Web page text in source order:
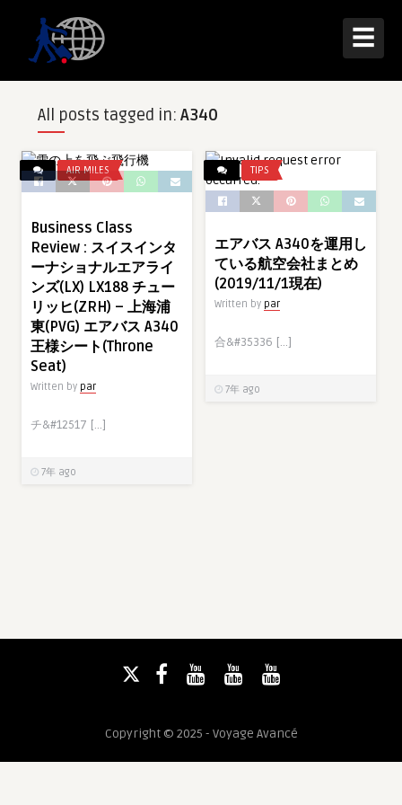
☰
All posts tagged in: A340
AIR MILES
Business Class
Review : スイスインタ
ーナショナルエアライ
ンズ(LX) LX188 チュー
リッヒ(ZRH) – 上海浦
東(PVG) エアバス A340
王様シート(Throne
Seat)
Written by par
チ&#12517 […]
7年 ago
TIPS
エアバス A340を運用し
ている航空会社まとめ
(2019/11/1現在)
Written by par
合&#35336 […]
7年 ago
Copyright © 2025 - Voyage Avancé